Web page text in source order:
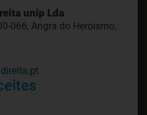
unip Lda
066, Angra do Heroismo,